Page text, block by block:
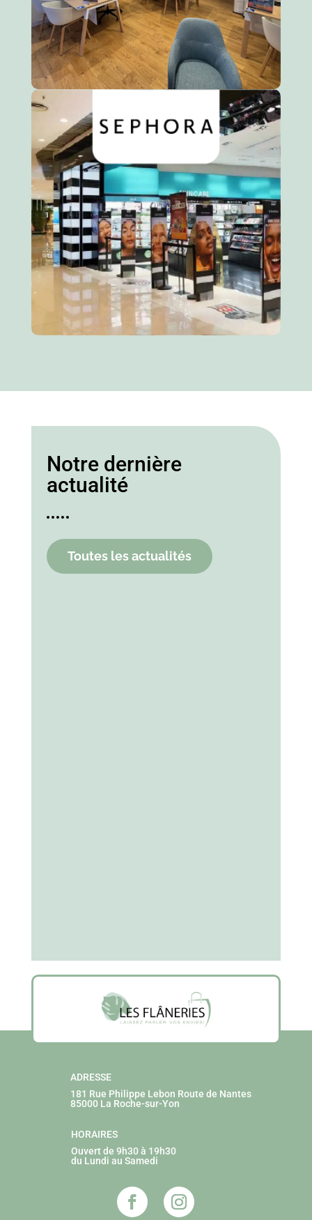
Notre dernière
actualité
Toutes les actualités
ADRESSE
181 Rue Philippe Lebon Route de Nantes
85000 La Roche-sur-Yon
HORAIRES
Ouvert de 9h30 à 19h30
du Lundi au Samedi